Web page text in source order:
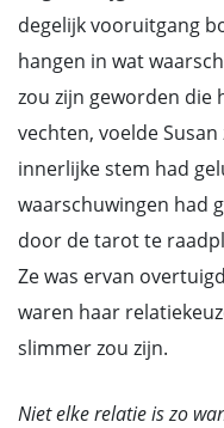
degelijk vooruitgang
hangen in wat
zou zijn geworden die
vechten, voelde
innerlijke stem had
waarschuwingen had
door de tarot te
Ze was ervan
waren haar
slimmer zou zijn.
Niet elke relatie is zo